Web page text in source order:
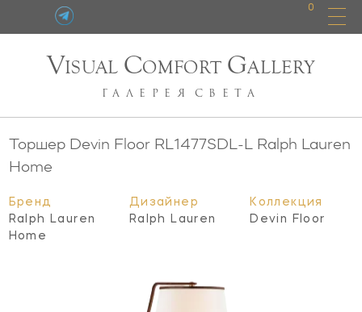
0
VISUAL COMFORT GALLERY
ГАЛЕРЕЯ СВЕТА
Торшер Devin Floor RL1477SDL-L
Ralph Lauren
Home
Бренд
Ralph Lauren
Home
Дизайнер
Ralph Lauren
Коллекция
Devin Floor